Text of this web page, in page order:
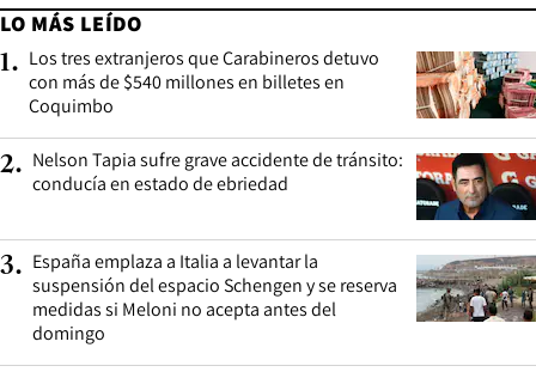
LO MÁS LEÍDO
1. Los tres extranjeros que Carabineros detuvo
con más de $540 millones en billetes en
Coquimbo
2. Nelson Tapia sufre grave accidente de tránsito:
conducía en estado de ebriedad
3. España emplaza a Italia a levantar la
suspensión del espacio Schengen y se reserva
medidas si Meloni no acepta antes del
domingo